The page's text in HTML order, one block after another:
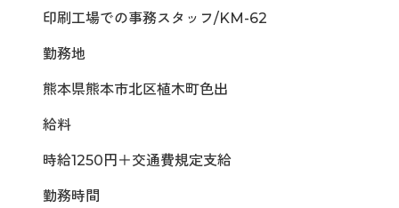
印刷工場での事務スタッフ/KM-62
勤務地
熊本県熊本市北区植木町色出
給料
時給1250円＋交通費規定支給
勤務時間